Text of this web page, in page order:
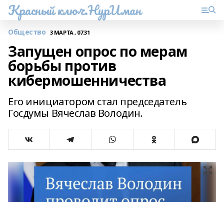
Красный ключ.НурИман
Общество 3 МАРТА , 07:31
Запущен опрос по мерам
борьбы против
кибермошенничества
Его инициатором стал председатель
Госдумы Вячеслав Володин.